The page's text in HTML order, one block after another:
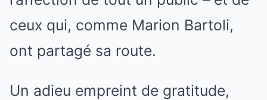
ceux qui, comme Marion Bartoli,
ont partagé sa route.
Un adieu empreint de gratitude,